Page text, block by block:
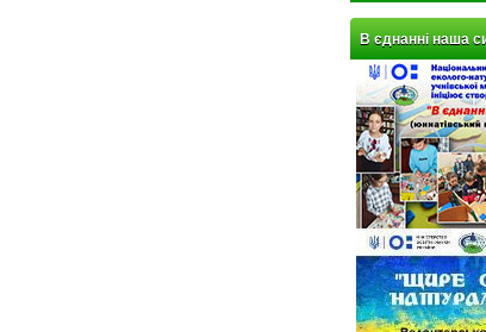
В єднанні наша